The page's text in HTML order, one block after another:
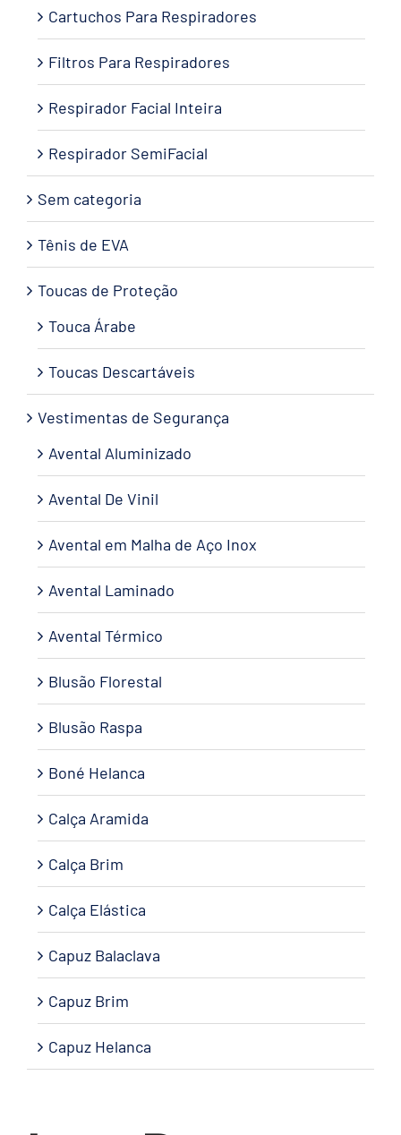
Cartuchos Para Respiradores
Filtros Para Respiradores
Respirador Facial Inteira
Respirador SemiFacial
Sem categoria
Tênis de EVA
Toucas de Proteção
Touca Árabe
Toucas Descartáveis
Vestimentas de Segurança
Avental Aluminizado
Avental De Vinil
Avental em Malha de Aço Inox
Avental Laminado
Avental Térmico
Blusão Florestal
Blusão Raspa
Boné Helanca
Calça Aramida
Calça Brim
Calça Elástica
Capuz Balaclava
Capuz Brim
Capuz Helanca